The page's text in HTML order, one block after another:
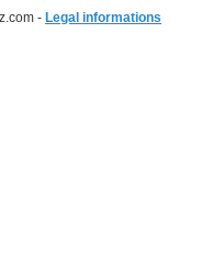
- Legal informations